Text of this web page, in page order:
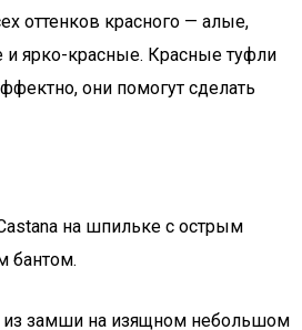
оттенков красного — алые,
ярко-красные. Красные туфли
они помогут сделать
на шпильке с острым
бантом.
из замши на изящном небольшом